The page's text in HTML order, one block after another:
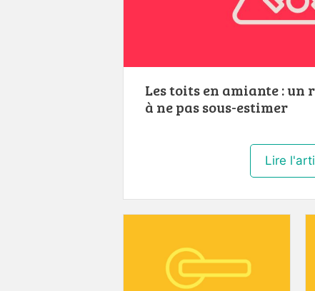
Les toits en amiante : un
à ne pas sous-estimer
Lire